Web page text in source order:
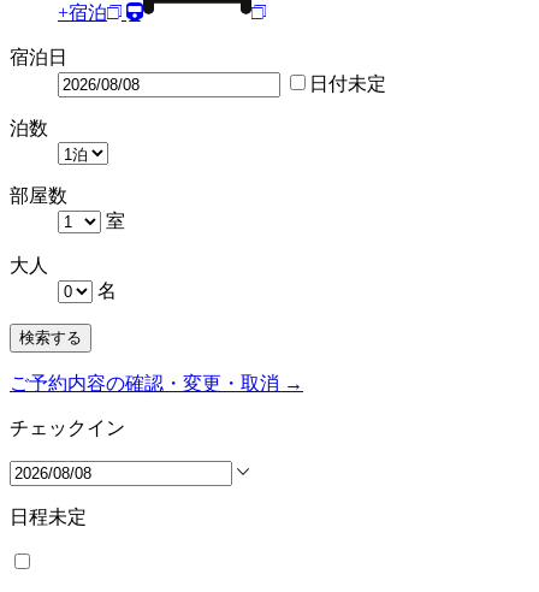
+宿泊
宿泊日
日付未定
泊数
部屋数
室
大人
名
検索する
ご予約内容の確認・変更・取消 →
チェックイン
日程未定